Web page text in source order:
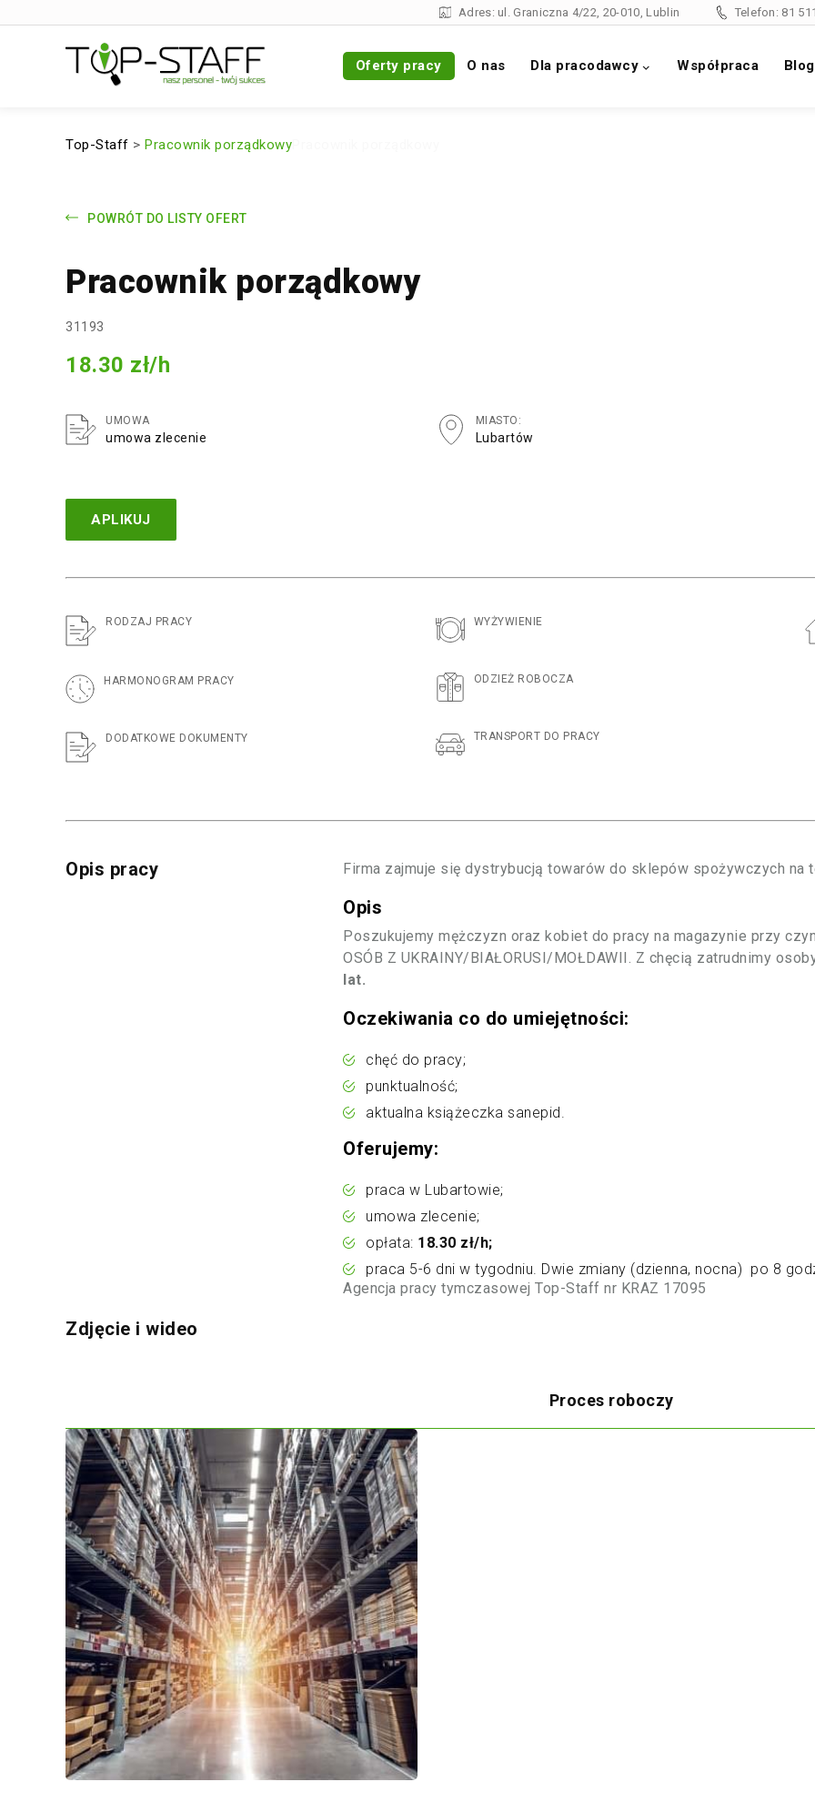
Adres: ul. Graniczna 4/22, 20-010, Lublin Telefon: 81
Oferty pracy O nas Dla pracodawcy Współpraca Blog
Top-Staff > Pracownik porządkowy
POWRÓT DO LISTY OFERT
Pracownik porządkowy
31193
18.30 zł/h
UMOWA
umowa zlecenie
MIASTO:
Lubartów
APLIKUJ
RODZAJ PRACY
HARMONOGRAM PRACY
DODATKOWE DOKUMENTY
WYŻYWIENIE
ODZIEŻ ROBOCZA
TRANSPORT DO PRACY
Opis pracy Firma zajmuje się dystrybucją towarów do sklepów spożywczych na
Opis
Poszukujemy mężczyzn oraz kobiet do pracy na magazynie przy
OSÓB Z UKRAINY/BIAŁORUSI/MOŁDAWII. Z chęcią zatrudnimy
lat.
Oczekiwania co do umiejętności:
chęć do pracy;
punktualność;
aktualna książeczka sanepid.
Oferujemy:
praca w Lubartowie;
umowa zlecenie;
opłata: 18.30 zł/h;
praca 5-6 dni w tygodniu. Dwie zmiany (dzienna, nocna) po 8
Agencja pracy tymczasowej Top-Staff nr KRAZ 17095
Zdjęcie i wideo
Proces roboczy